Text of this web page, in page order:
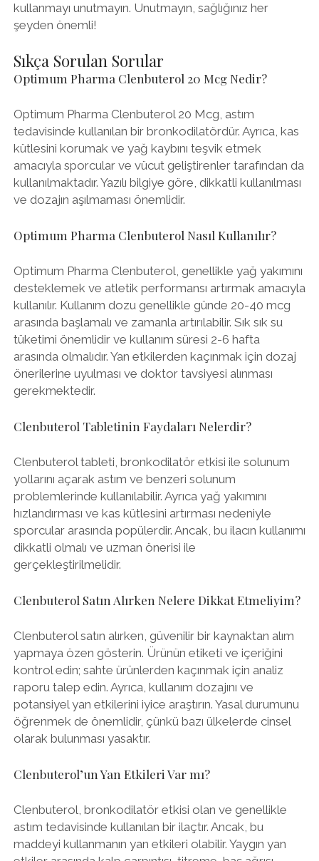
kullanmayı unutmayın. Unutmayın, sağlığınız her
şeyden önemli!
Sıkça Sorulan Sorular
Optimum Pharma Clenbuterol 20 Mcg Nedir?
Optimum Pharma Clenbuterol 20 Mcg, astım
tedavisinde kullanılan bir bronkodilatördür. Ayrıca, kas
kütlesini korumak ve yağ kaybını teşvik etmek
amacıyla sporcular ve vücut geliştirenler tarafından da
kullanılmaktadır. Yazılı bilgiye göre, dikkatli kullanılması
ve dozajın aşılmaması önemlidir.
Optimum Pharma Clenbuterol Nasıl Kullanılır?
Optimum Pharma Clenbuterol, genellikle yağ yakımını
desteklemek ve atletik performansı artırmak amacıyla
kullanılır. Kullanım dozu genellikle günde 20-40 mcg
arasında başlamalı ve zamanla artırılabilir. Sık sık su
tüketimi önemlidir ve kullanım süresi 2-6 hafta
arasında olmalıdır. Yan etkilerden kaçınmak için dozaj
önerilerine uyulması ve doktor tavsiyesi alınması
gerekmektedir.
Clenbuterol Tabletinin Faydaları Nelerdir?
Clenbuterol tableti, bronkodilatör etkisi ile solunum
yollarını açarak astım ve benzeri solunum
problemlerinde kullanılabilir. Ayrıca yağ yakımını
hızlandırması ve kas kütlesini artırması nedeniyle
sporcular arasında popülerdir. Ancak, bu ilacın kullanımı
dikkatli olmalı ve uzman önerisi ile
gerçekleştirilmelidir.
Clenbuterol Satın Alırken Nelere Dikkat Etmeliyim?
Clenbuterol satın alırken, güvenilir bir kaynaktan alım
yapmaya özen gösterin. Ürünün etiketi ve içeriğini
kontrol edin; sahte ürünlerden kaçınmak için analiz
raporu talep edin. Ayrıca, kullanım dozajını ve
potansiyel yan etkilerini iyice araştırın. Yasal durumunu
öğrenmek de önemlidir, çünkü bazı ülkelerde cinsel
olarak bulunması yasaktır.
Clenbuterol’un Yan Etkileri Var mı?
Clenbuterol, bronkodilatör etkisi olan ve genellikle
astım tedavisinde kullanılan bir ilaçtır. Ancak, bu
maddeyi kullanmanın yan etkileri olabilir. Yaygın yan